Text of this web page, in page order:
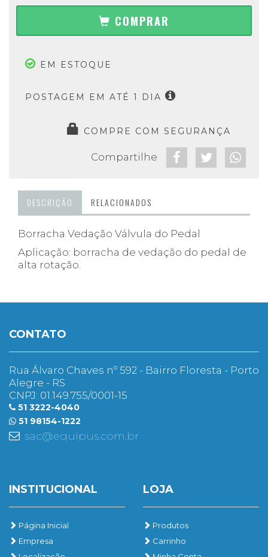
COMPRAR
EM ESTOQUE
POSTAGEM EM ATÉ 1 DIA
COMPRE COM SEGURANÇA
Compartilhe
DESCRIÇÃO RELACIONADOS
Borracha Vedação Válvula do Pedal
Aplicação: borracha de vedação do pedal de
alta rotação.
CONTATO
Rua Álvaro Chaves nº 592 - Bairro Floresta - Porto
Alegre - RS
CNPJ: 01.149.755/0001-15
51 3222-4040
51 98154-1222
sac@equipus.com.br
INSTITUCIONAL
Página Inicial
Empresa
LOJA
Produtos
Carrinho